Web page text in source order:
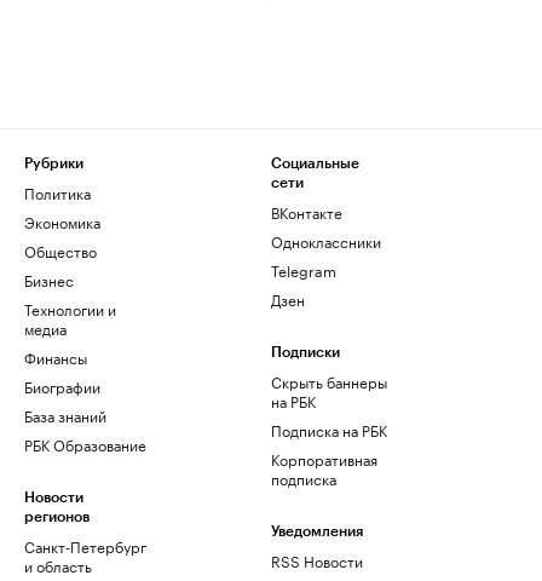
Рубрики
Политика
Экономика
Общество
Бизнес
Технологии и
медиа
Финансы
Биографии
База знаний
РБК Образование
Новости
регионов
Санкт-Петербург
и область
Социальные
сети
ВКонтакте
Одноклассники
Telegram
Дзен
Подписки
Скрыть баннеры
на РБК
Подписка на РБК
Корпоративная
подписка
Уведомления
RSS Новости